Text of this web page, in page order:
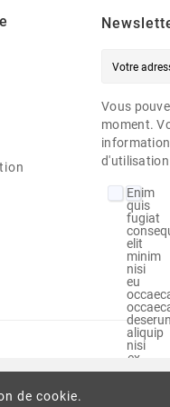
de cookie.
Vous
moment.
d'utilisation
Enim
quis
fugiat
elit
minim
nisi
eu
aliquip
nisi
ex